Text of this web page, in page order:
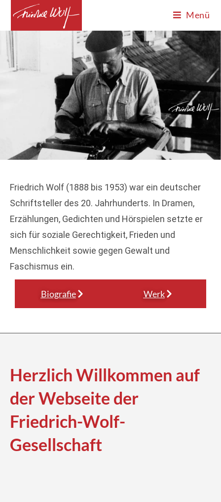
Menü
Friedrich Wolf (1888 bis 1953) war ein deutscher
Schriftsteller des 20. Jahrhunderts. In Dramen,
Erzählungen, Gedichten und Hörspielen setzte er
sich für soziale Gerechtigkeit, Frieden und
Menschlichkeit sowie gegen Gewalt und
Faschismus ein.
Biografie Werk
Herzlich Willkommen auf
der Webseite der
Friedrich-Wolf-
Gesellschaft